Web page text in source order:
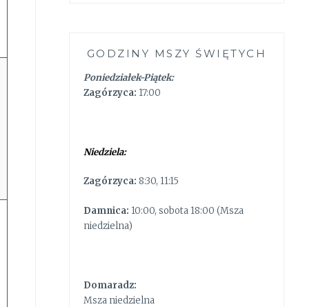
GODZINY MSZY ŚWIĘTYCH
Poniedziałek-Piątek:
Zagórzyca: 17:00
Niedziela:
Zagórzyca: 8:30, 11:15
Damnica: 10:00, sobota 18:00 (Msza
niedzielna)
Domaradz:
Msza niedzielna